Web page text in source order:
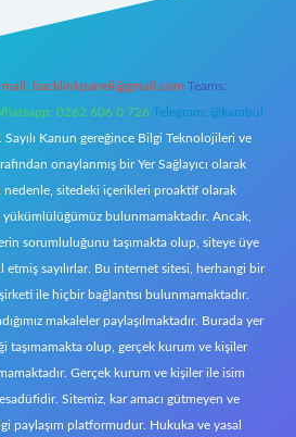
mail: backlinkpaneli@gmail.com Teams:
0262 606 0 726 Telegram: @karabul
Kanun gereğince Bilgi Teknolojileri ve
onaylanmış bir Yer Sağlayıcı olarak
nedenle, sitedeki içerikleri proaktif olarak
yükümlülüğümüz bulunmamaktadır. Ancak,
sorumluluğunu taşımakta olup, siteye üye
sayılırlar. Bu internet sitesi, herhangi bir
ile hiçbir bağlantısı bulunmamaktadır.
makaleler paylaşılmaktadır. Burada yer
taşımamakta olup, gerçek kurum ve kişiler
Gerçek kurum ve kişiler ile isim
Sitemiz, kar amacı gütmeyen ve
paylaşım platformudur. Hukuka ve yasal